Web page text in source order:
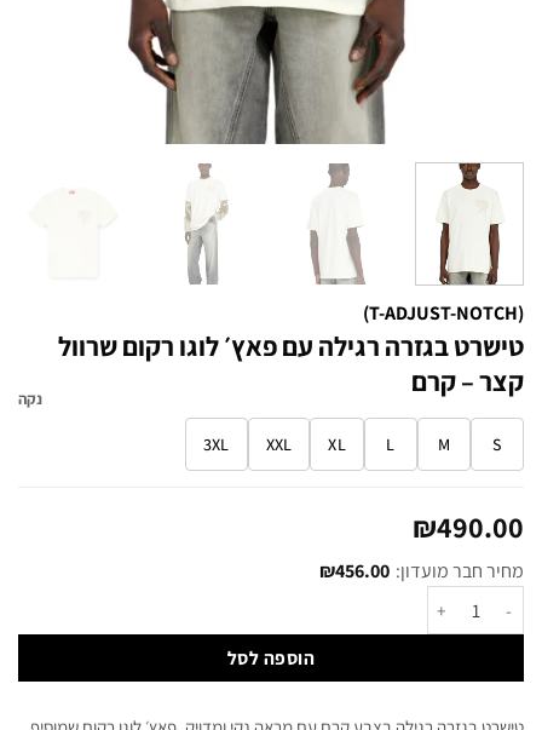
(T-ADJUST-NOTCH)
טישרט בגזרה רגילה עם פאץ׳ לוגו רקום שרוול
קצר – קרם
S
M
L
XL
XXL
3XL
נקה
₪490.00
מחיר חבר מועדון: ₪456.00
הוספה לסל